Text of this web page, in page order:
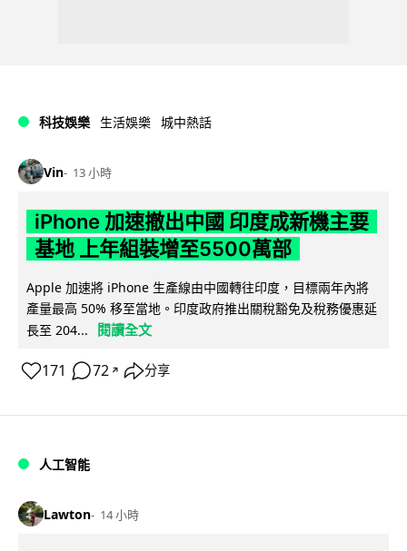
科技娛樂 生活娛樂 城中熱話
Vin 13 小時
iPhone 加速撤出中國 印度成新機主要
基地 上年組裝增至5500萬部
Apple 加速將 iPhone 生產線由中國轉往印度，目標兩年內將
產量最高 50% 移至當地。印度政府推出關稅豁免及稅務優惠延
長至 204...
閱讀全文
171 72 ↗ 分享
人工智能
Lawton 14 小時